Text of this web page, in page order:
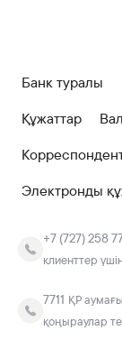
Банк туралы
Құжаттар
Электронды
+7 (727) 258
клиенттер
7711 ҚР
қоңыраулар